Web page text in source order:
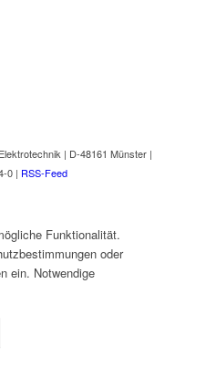
| D-48161 Münster |
0 | RSS-Feed
Funktionalität.
oder
ein. Notwendige